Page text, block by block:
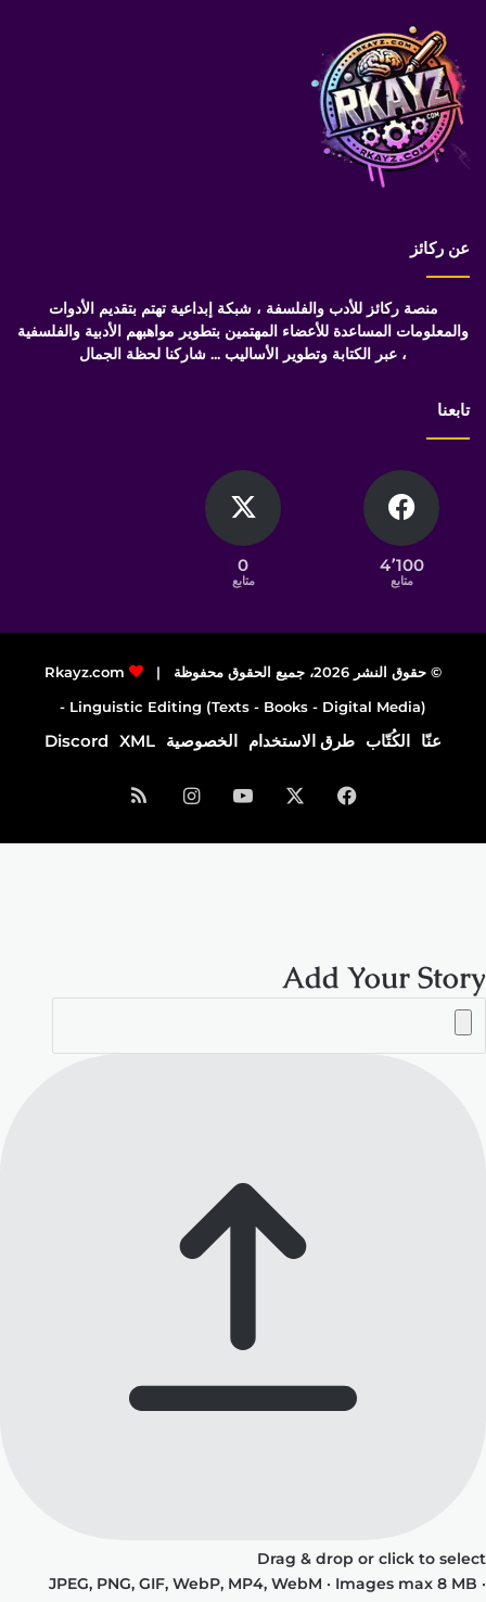
عن ركائز
منصة ركائز للأدب والفلسفة ، شبكة إبداعية تهتم بتقديم الأدوات
والمعلومات المساعدة للأعضاء المهتمين بتطوير مواهبهم الأدبية والفلسفية
، عبر الكتابة وتطوير الأساليب ... شاركنا لحظة الجمال
تابعنا
4٬100
متابع
0
متابع
© حقوق النشر 2026، جميع الحقوق محفوظة |
Rkayz.com
Linguistic Editing (Texts - Books - Digital Media) -
عنّا الكُتّاب طرق الاستخدام الخصوصية XML
Discord
فيسبوك ‫YouTubeانستقرامملخص
الموقع
Add Your Story
Drag & drop or click to select
JPEG, PNG, GIF, WebP, MP4, WebM · Images max 8 MB ·